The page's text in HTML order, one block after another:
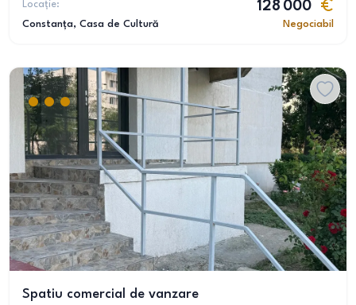
Locație:
Constanța, Casa de Cultură
128 000
Negociabil
Spatiu comercial de vanzare